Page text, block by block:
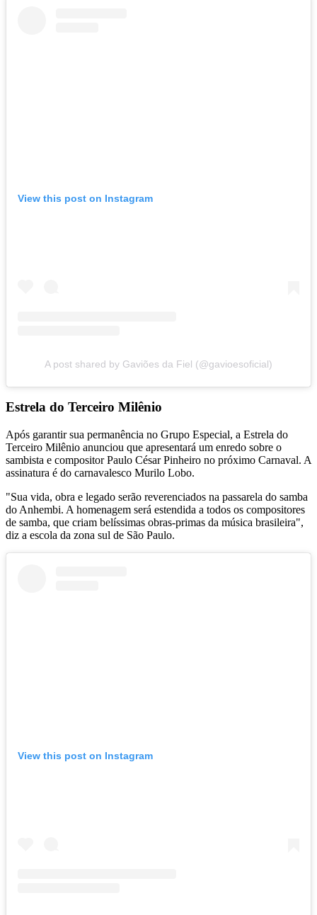
View this post on Instagram
A post shared by Gaviões da Fiel (@gavioesoficial)
Estrela do Terceiro Milênio
Após garantir sua permanência no Grupo Especial, a Estrela do
Terceiro Milênio anunciou que apresentará um enredo sobre o
sambista e compositor Paulo César Pinheiro no próximo Carnaval. A
assinatura é do carnavalesco Murilo Lobo.
"Sua vida, obra e legado serão reverenciados na passarela do samba
do Anhembi. A homenagem será estendida a todos os compositores
de samba, que criam belíssimas obras-primas da música brasileira",
diz a escola da zona sul de São Paulo.
View this post on Instagram